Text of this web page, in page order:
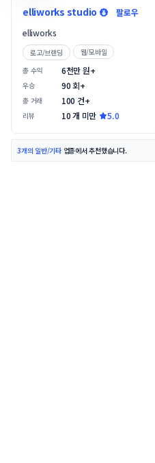
elliworks studio
팔로우
로고/브랜딩
웹/모바일
총 수익
6천만 원+
우승 90 회+
총 거래 100 건+
리뷰 10 개 미만 5.0
3개의 일반/기타업종에서 추천했습니다.